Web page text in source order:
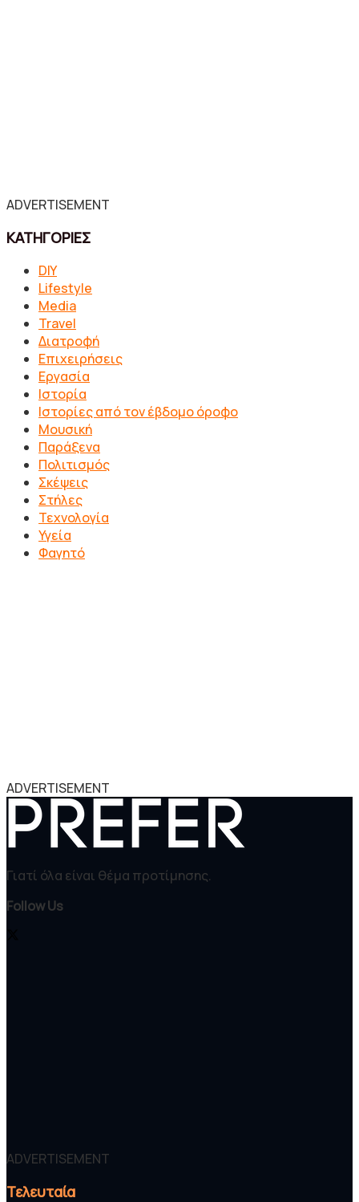
ADVERTISEMENT
ΚΑΤΗΓΟΡΙΕΣ
DIY
Lifestyle
Media
Travel
Διατροφή
Επιχειρήσεις
Εργασία
Ιστορία
Ιστορίες από τον έβδομο όροφο
Μουσική
Παράξενα
Πολιτισμός
Σκέψεις
Στήλες
Τεχνολογία
Υγεία
Φαγητό
ADVERTISEMENT
Γιατί όλα είναι θέμα προτίμησης.
Follow Us
ADVERTISEMENT
Τελευταία